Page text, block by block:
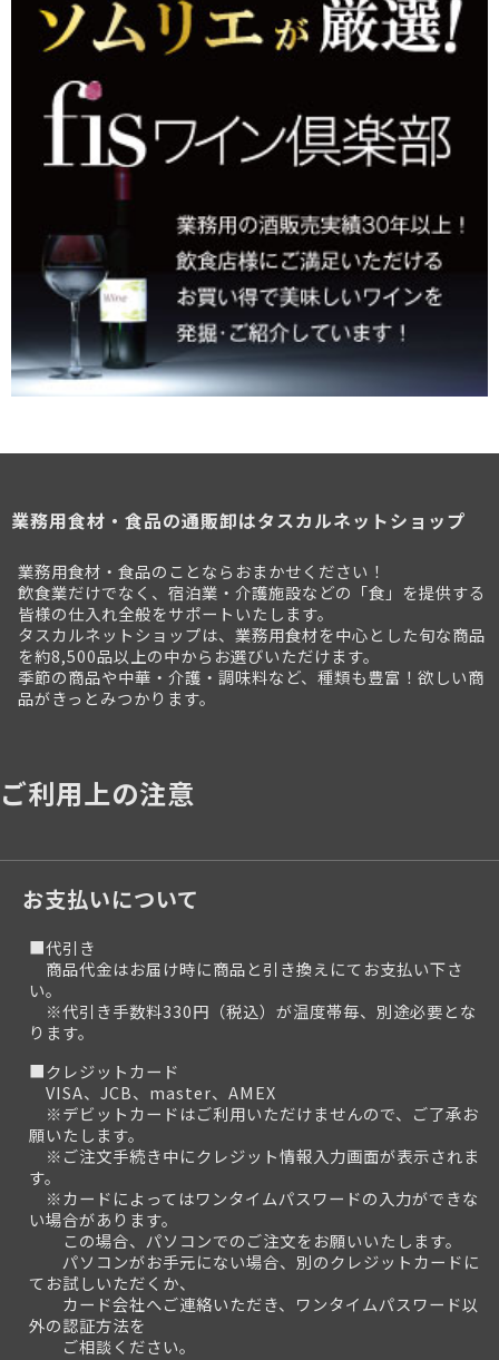
業務用食材・食品の通販卸はタスカルネットショップ
業務用食材・食品のことならおまかせください！
飲食業だけでなく、宿泊業・介護施設などの「食」を提供する
皆様の仕入れ全般をサポートいたします。
タスカルネットショップは、業務用食材を中心とした旬な商品
を約8,500品以上の中からお選びいただけます。
季節の商品や中華・介護・調味料など、種類も豊富！欲しい商
品がきっとみつかります。
ご利用上の注意
お支払いについて
■代引き
商品代金はお届け時に商品と引き換えにてお支払い下さ
い。
※代引き手数料330円（税込）が温度帯毎、別途必要とな
ります。
■クレジットカード
VISA、JCB、master、AMEX
※デビットカードはご利用いただけませんので、ご了承お
願いたします。
※ご注文手続き中にクレジット情報入力画面が表示されま
す。
※カードによってはワンタイムパスワードの入力ができな
い場合があります。
この場合、パソコンでのご注文をお願いいたします。
パソコンがお手元にない場合、別のクレジットカードに
てお試しいただくか、
カード会社へご連絡いただき、ワンタイムパスワード以
外の認証方法を
ご相談ください。